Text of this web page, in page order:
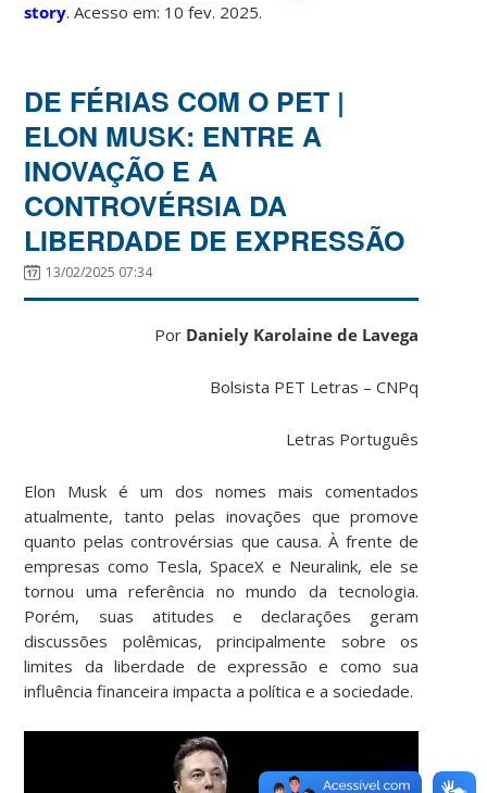
story. Acesso em: 10 fev. 2025.
DE FÉRIAS COM O PET |
ELON MUSK: ENTRE A
INOVAÇÃO E A
CONTROVÉRSIA DA
LIBERDADE DE EXPRESSÃO
13/02/2025 07:34
Por Daniely Karolaine de Lavega
Bolsista PET Letras – CNPq
Letras Português
Elon Musk é um dos nomes mais comentados
atualmente, tanto pelas inovações que promove
quanto pelas controvérsias que causa. À frente de
empresas como Tesla, SpaceX e Neuralink, ele se
tornou uma referência no mundo da tecnologia.
Porém, suas atitudes e declarações geram
discussões polêmicas, principalmente sobre os
limites da liberdade de expressão e como sua
influência financeira impacta a política e a sociedade.